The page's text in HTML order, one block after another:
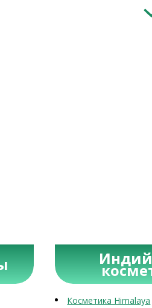
Косметика Himalaya